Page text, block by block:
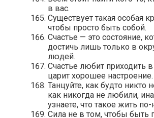
в вас.
Существует такая особая
чтобы просто быть собой.
Счастье — это состояние,
достичь лишь только в
людей.
Счастье любит приходить
царит хорошее настроение.
Танцуйте, как будто никто
как никогда не любили,
узнаете, что такое жить
Сила не в том, чтобы быть